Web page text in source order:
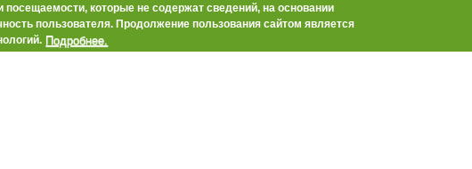
12:54
к точному земледелию неизбежен – и тот, кто уже сейчас начал
посещаемости, которые не содержат сведений, на основании
пользователя. Продолжение пользования сайтом является
Подробнее.